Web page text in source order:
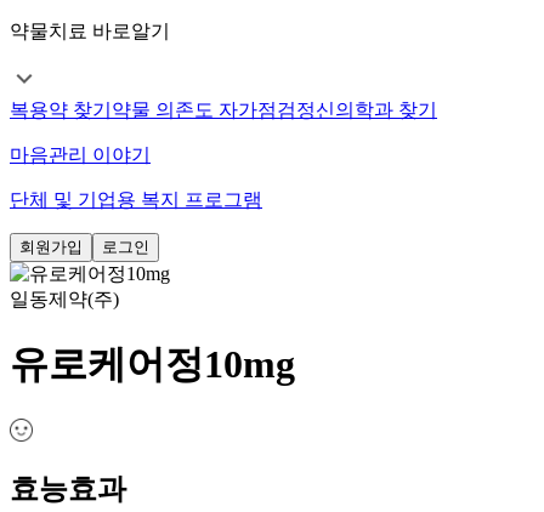
약물치료 바로알기
복용약 찾기 약물 의존도 자가점검정신의학과 찾기
마음관리 이야기
단체 및 기업용 복지 프로그램
회원가입 로그인
일동제약(주)
유로케어정10mg
효능효과